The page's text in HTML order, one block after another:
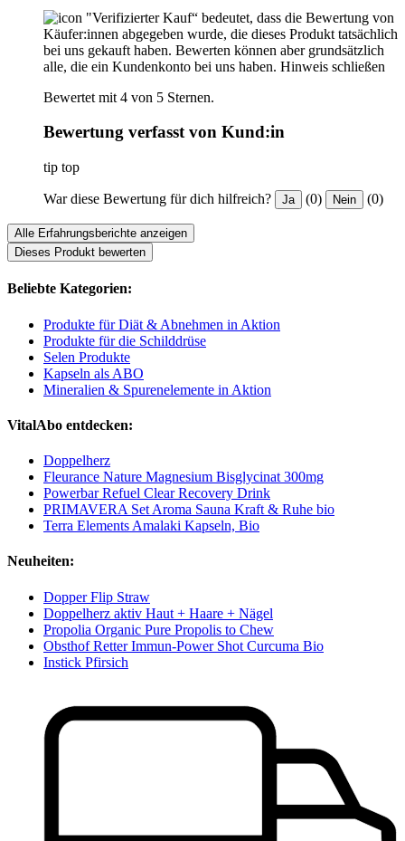
"Verifizierter Kauf“ bedeutet, dass die Bewertung von
Käufer:innen abgegeben wurde, die dieses Produkt tatsächlich
bei uns gekauft haben. Bewerten können aber grundsätzlich
alle, die ein Kundenkonto bei uns haben. Hinweis schließen
Bewertet mit 4 von 5 Sternen.
Bewertung verfasst von Kund:in
tip top
War diese Bewertung für dich hilfreich? Ja (0) Nein (0)
Alle Erfahrungsberichte anzeigen
Dieses Produkt bewerten
Beliebte Kategorien:
Produkte für Diät & Abnehmen in Aktion
Produkte für die Schilddrüse
Selen Produkte
Kapseln als ABO
Mineralien & Spurenelemente in Aktion
VitalAbo entdecken:
Doppelherz
Fleurance Nature Magnesium Bisglycinat 300mg
Powerbar Refuel Clear Recovery Drink
PRIMAVERA Set Aroma Sauna Kraft & Ruhe bio
Terra Elements Amalaki Kapseln, Bio
Neuheiten:
Dopper Flip Straw
Doppelherz aktiv Haut + Haare + Nägel
Propolia Organic Pure Propolis to Chew
Obsthof Retter Immun-Power Shot Curcuma Bio
Instick Pfirsich